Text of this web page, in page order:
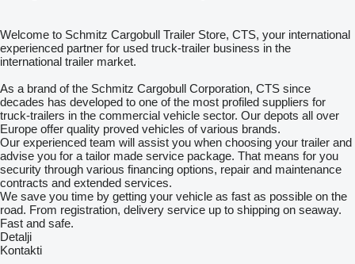
Welcome to Schmitz Cargobull Trailer Store, CTS, your international
experienced partner for used truck-trailer business in the
international trailer market.
As a brand of the Schmitz Cargobull Corporation, CTS since
decades has developed to one of the most profiled suppliers for
truck-trailers in the commercial vehicle sector. Our depots all over
Europe offer quality proved vehicles of various brands.
Our experienced team will assist you when choosing your trailer and
advise you for a tailor made service package. That means for you
security through various financing options, repair and maintenance
contracts and extended services.
We save you time by getting your vehicle as fast as possible on the
road. From registration, delivery service up to shipping on seaway.
Fast and safe.
Detalji
Kontakti